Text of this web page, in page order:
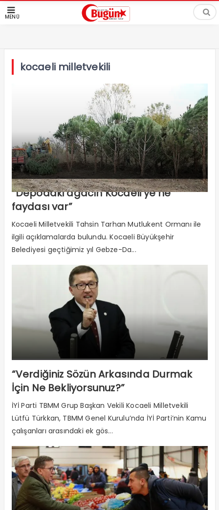
MENÜ
kocaeli milletvekili
“Depodaki ağacın Kocaeli’ye ne
faydası var”
Kocaeli Milletvekili Tahsin Tarhan Mutlukent Ormanı ile
ilgili açıklamalarda bulundu. Kocaeli Büyükşehir
Belediyesi geçtiğimiz yıl Gebze-Da...
“Verdiğiniz Sözün Arkasında Durmak
İçin Ne Bekliyorsunuz?”
İYİ Parti TBMM Grup Başkan Vekili Kocaeli Milletvekili
Lütfü Türkkan, TBMM Genel Kurulu’nda İYİ Parti’nin Kamu
çalışanları arasındaki ek gös...